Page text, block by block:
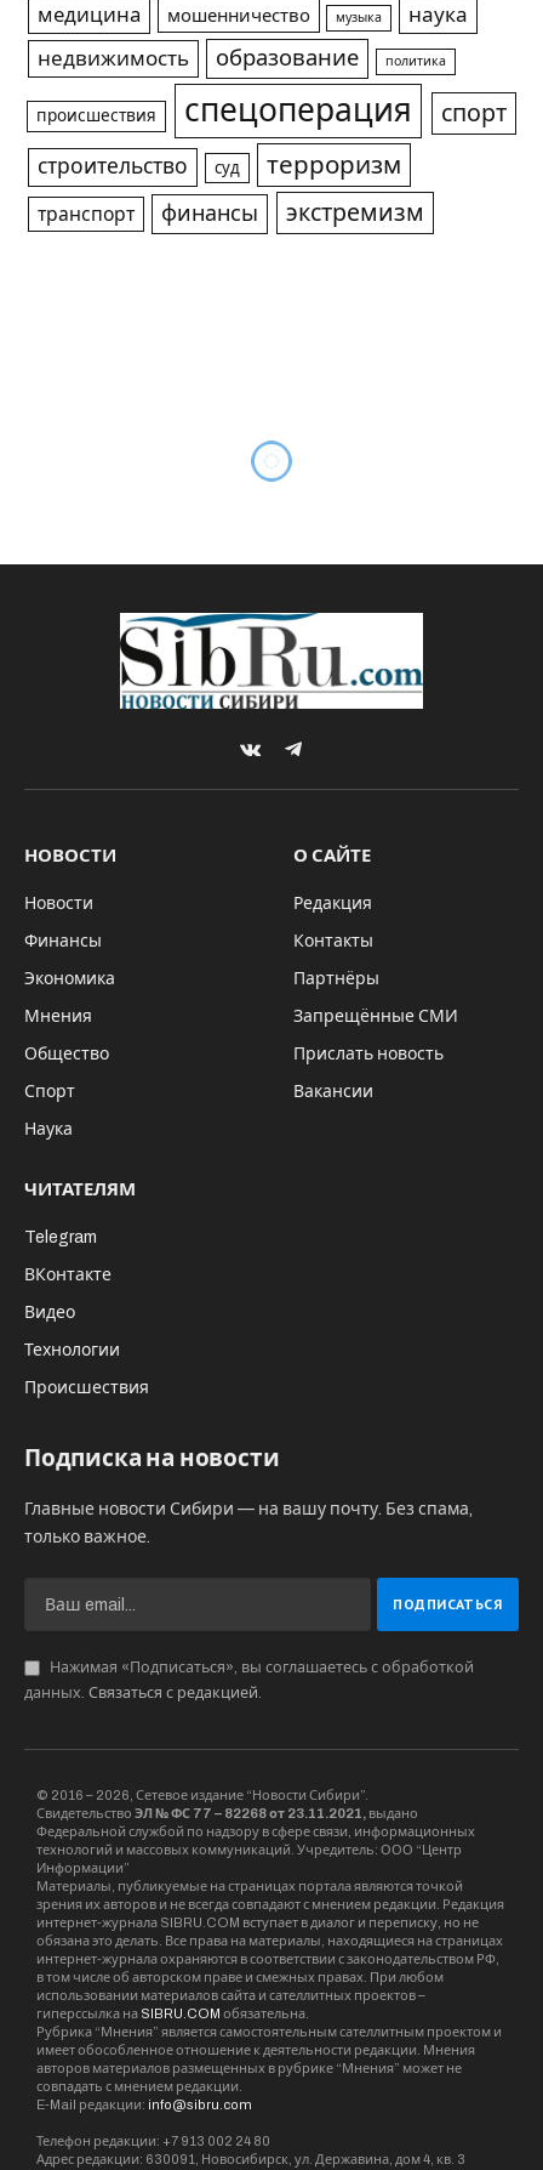
медицина
мошенничество музыка
наука
недвижимость
образование политика
происшествия спецоперация спорт
строительство суд терроризм
транспорт финансы экстремизм
Садовый и соцкультбыт
Редакция SibRu.com 19.11.2018 Updated: 06.03.2019
АКТУАЛЬНО Комментариев нет
В Новосибирской области на
жилищное строительство в рамках
госпрограммы будет выделено
Власти региона направят дополнительные
средства на развитие жилищного
будут направлены целевым образом на
создание инфраструктуры на площадках
комплексной жилой застройки — тех, где
банками программам ипотеки и социального
найма. Будут построены новые объекты
соцкультбыта, плнируется проведение работ
Власти поддержали и проект строительства
индивидуального жилья в поселке Садовый.
всего на территории предполагается создание
благоустройства, подклчюения к инженерным
сетям. Еще одним направлением работы
станет сокращение количества
малообеспеченных семей, которые нуждаются
в новом жилье или расширении имеющейся
площади.
Редакция SibRu.com
Материалы, публикуемые за авторством "Редакция